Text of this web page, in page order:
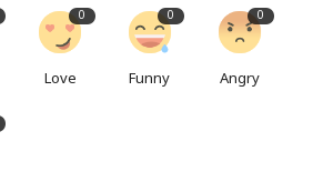
0
Love
0
Funny
0
Angry